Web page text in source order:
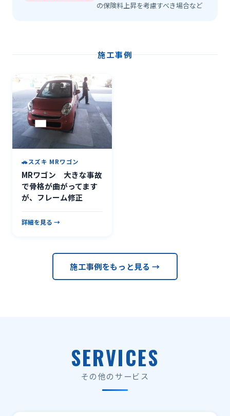
の保険料上昇を考慮すべき場合など
施工事例
スズキ MRワゴン
MRワゴン 大きな事故
で骨格が曲がってます
が、フレーム修正
詳細を見る →
施工事例をもっと見る →
SERVICES
その他のサービス